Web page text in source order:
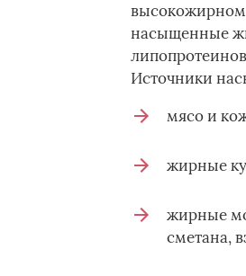
высокожирном
насыщенные
Источники
мясо и
жирные
жирные
сметана,